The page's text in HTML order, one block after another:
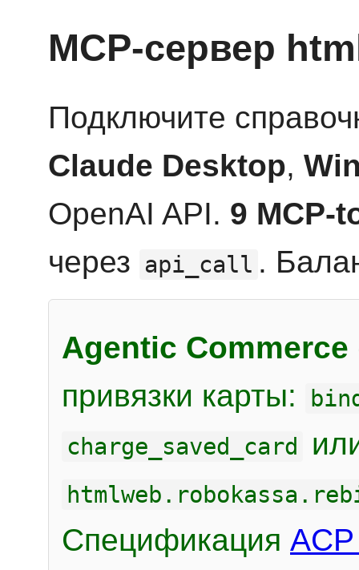
MCP-сервер
Подключите
Claude Desktop,
OpenAI API. 9 MCP-
через api_call .
Agentic Commerce
привязки карты:
charge_saved_card
Спецификация